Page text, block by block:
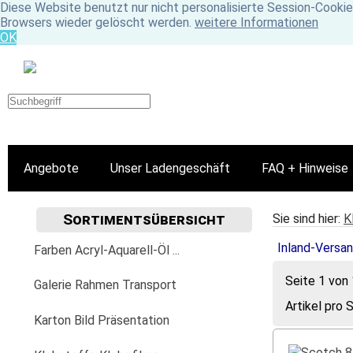
Diese Website benutzt nur nicht personalisierte Session-
Browsers wieder gelöscht werden. weitere Informationen
OK
Angebote Unser Ladengeschäft FAQ + Hinweise
Sortimentsübersicht
Farben Acryl-Aquarell-Öl ...
Acrylfarbe
Golden
Aquarellfarbe
Galerie Rahmen Transport
Aufhängung Befestigung
Bilder-Wechselrahmen
Karton Bild Präsentation
Sie sind hier:
Inland-
Seite 1 von
Artikel pro